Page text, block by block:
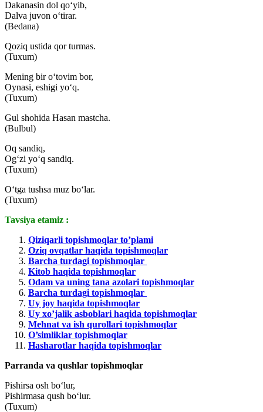
Dakanasin dol qo‘yib,
Dalva juvon o‘tirar.
(Bedana)
Qoziq ustida qor turmas.
(Tuxum)
Mening bir o‘tovim bor,
Oynasi, eshigi yo‘q.
(Tuxum)
Gul shohida Hasan mastcha.
(Bulbul)
Oq sandiq,
Og‘zi yo‘q sandiq.
(Tuxum)
O‘tga tushsa muz bo‘lar.
(Tuxum)
Tavsiya etamiz :
Qiziqarli topishmoqlar to’plami
Oziq ovqatlar haqida topishmoqlar
Barcha turdagi topishmoqlar
Kitob haqida topishmoqlar
Odam va uning tana azolari topishmoqlar
Barcha turdagi topishmoqlar
Uy joy haqida topishmoqlar
Uy xo’jalik asboblari haqida topishmoqlar
Mehnat va ish qurollari topishmoqlar
O’simliklar topishmoqlar
Hasharotlar haqida topishmoqlar
Parranda va qushlar topishmoqlar
Pishirsa osh bo‘lur,
Pishirmasa qush bo‘lur.
(Tuxum)